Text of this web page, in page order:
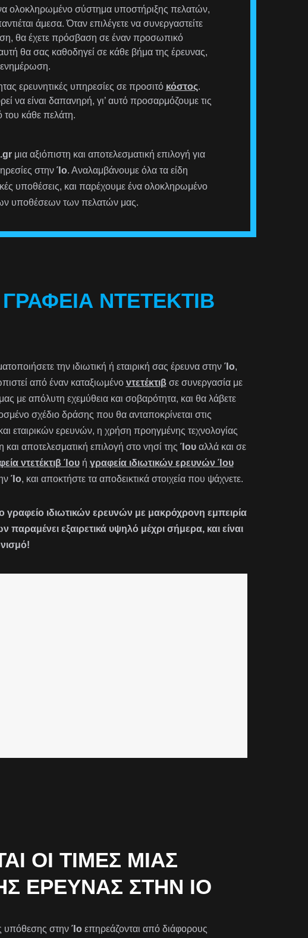
ολοκληρωμένο σύστημα υποστήριξης πελατών,
άμεσα. Όταν επιλέγετε να συνεργαστείτε
θα έχετε πρόσβαση σε έναν προσωπικό
θα σας καθοδηγεί σε κάθε βήμα της έρευνας,
ενημέρωση.
ερευνητικές υπηρεσίες σε προσιτό κόστος.
να είναι δαπανηρή, γι’ αυτό προσαρμόζουμε τις
του κάθε πελάτη.
μια αξιόπιστη και αποτελεσματική επιλογή για
στην Ίο. Αναλαμβάνουμε όλα τα είδη
υποθέσεις, και παρέχουμε ένα ολοκληρωμένο
υποθέσεων των πελατών μας.
ΝΤΕΤΈΚΤΙΒ
την ιδιωτική ή εταιρική σας έρευνα στην Ίο,
από έναν καταξιωμένο ντετέκτιβσε συνεργασία με
με απόλυτη εχεμύθεια και σοβαρότητα, και θα λάβετε
σχέδιο δράσης που θα ανταποκρίνεται στις
εταιρικών ερευνών, η χρήση προηγμένης τεχνολογίας
αποτελεσματική επιλογή στο νησί της Ίουαλλά και σε
ντετέκτιβ Ίουή γραφεία ιδιωτικών ερευνών Ίου
Ίο, και αποκτήστε τα αποδεικτικά στοιχεία που ψάχνετε.
γραφείο ιδιωτικών ερευνών με μακρόχρονη εμπειρία
εξαιρετικά υψηλό μέχρι σήμερα, και είναι
ΟΙ ΤΙΜΈΣ ΜΙΑΣ
ΈΡΕΥΝΑΣ ΣΤΗΝ ΊΟ
υπόθεσης στην Ίο επηρεάζονται από διάφορους